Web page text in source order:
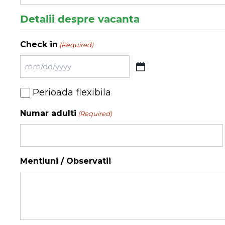
Detalii despre vacanta
Check in (Required)
MM
slash
DD
slash
YYYY
Perioada
Perioada flexibila
Numar adulti (Required)
Mentiuni / Observatii